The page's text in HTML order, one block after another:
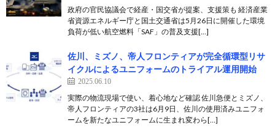
政府の官民協議会で経産・国交省が提案、支援策も 経済産業
省資源エネルギー庁と国土交通省は5月26日に開催した環境
負荷が低い航空燃料「SAF」の普及支援[…]
佐川、ミズノ、帝人フロンティアが完全循環型リサ
イクルによるユニフォームのトライアル運用開始
2025.06.10
実際の物流現場で使い、着心地など確認 佐川急便とミズノ、
帝人フロンティアの3社は6月9日、佐川の使用済みユニフォ
ームを新たなユニフォームに生まれ変わら[…]